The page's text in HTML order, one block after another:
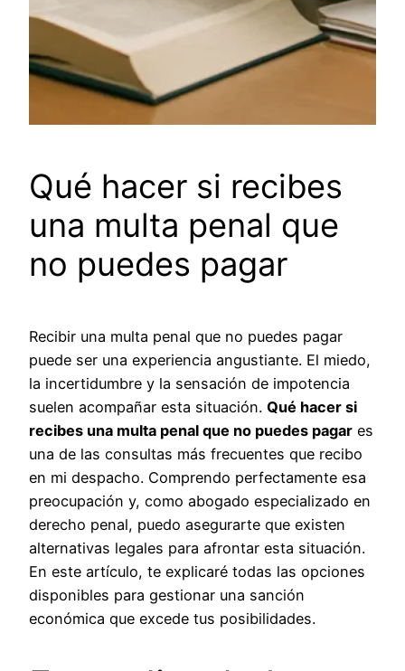
Qué hacer si recibes
una multa penal que
no puedes pagar
Recibir una multa penal que no puedes pagar
puede ser una experiencia angustiante. El miedo,
la incertidumbre y la sensación de impotencia
suelen acompañar esta situación. Qué hacer si
recibes una multa penal que no puedes pagar es
una de las consultas más frecuentes que recibo
en mi despacho. Comprendo perfectamente esa
preocupación y, como abogado especializado en
derecho penal, puedo asegurarte que existen
alternativas legales para afrontar esta situación.
En este artículo, te explicaré todas las opciones
disponibles para gestionar una sanción
económica que excede tus posibilidades.